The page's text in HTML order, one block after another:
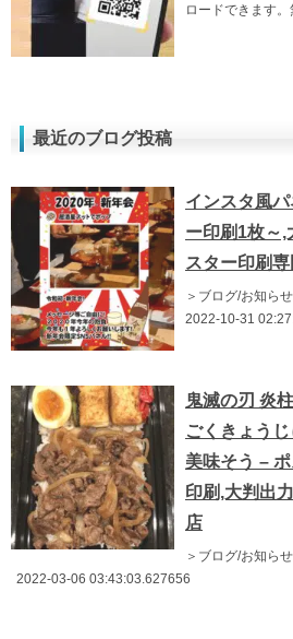
ロードできます。
最近のブログ投稿
インスタ風
ー印刷1枚～,
スター印刷
＞ブログ/お知らせ
2022-10-31
鬼滅の刃 炎
ごくきょう
美味そう –
印刷,大判出
店
＞ブログ/お知らせ
2022-03-06 03:43:03.627656